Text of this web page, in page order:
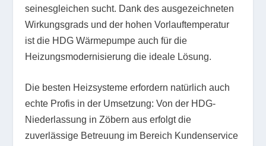
seinesgleichen sucht. Dank des ausgezeichneten
Wirkungsgrads und der hohen Vorlauftemperatur
ist die HDG Wärmepumpe auch für die
Heizungsmodernisierung die ideale Lösung.
Die besten Heizsysteme erfordern natürlich auch
echte Profis in der Umsetzung: Von der HDG-
Niederlassung in Zöbern aus erfolgt die
zuverlässige Betreuung im Bereich Kundenservice